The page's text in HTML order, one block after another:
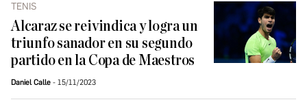
TENIS
Alcaraz se reivindica y logra un
triunfo sanador en su segundo
partido en la Copa de Maestros
Daniel Calle 15/11/2023